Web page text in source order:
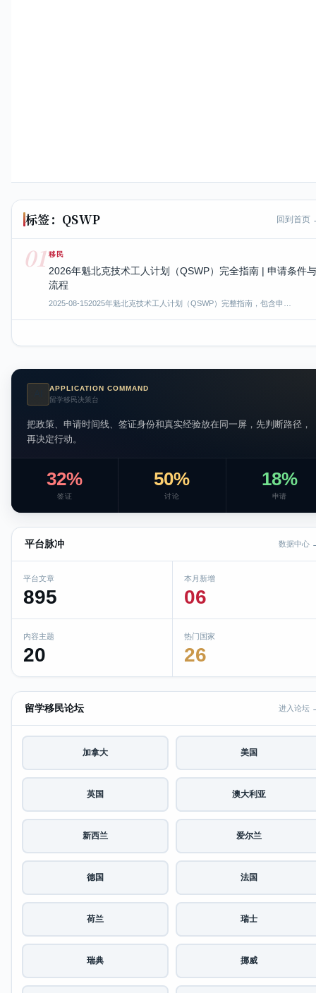
标签：QSWP 回到首页
01 移民
2026年魁北克技术工人计划（QSWP）完全指南 | 申请条件与
流程
2025-08-152025年魁北克技术工人计划（QSWP）完整指南，包含申…
APPLICATION COMMAND
留学移民决策台
把政策、申请时间线、签证身份和真实经验放在同一屏，先判断路径，
再决定行动。
32%
签证
50%
讨论
18%
申请
平台脉冲 数据中心
平台文章
895
本月新增
06
内容主题
20
热门国家
26
留学移民论坛 进入论坛
加拿大 美国
英国 澳大利亚
新西兰 爱尔兰
德国 法国
荷兰 瑞士
瑞典 挪威